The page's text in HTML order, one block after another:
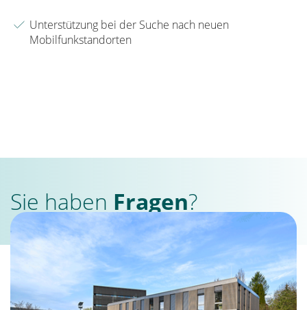
Unterstützung bei der Suche nach neuen
Mobilfunkstandorten
Sie haben Fragen?